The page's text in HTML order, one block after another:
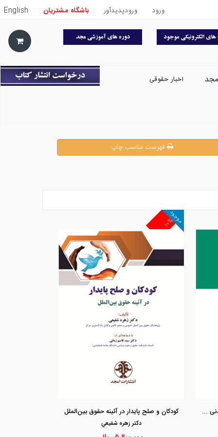
ورود ورودپدیدآور باشگاه مشتریان English
اخبار حقوقی
فهرست مناسب چاپ
دانشنامه قوانین قانون آیین دادرسی مدنی جلد اول «مواد 1 الی 104»
۱۰%
موجود
کودکان و صلح پایدار در آئینه حقوق بین‌الملل
دكتر زهره شفيعي